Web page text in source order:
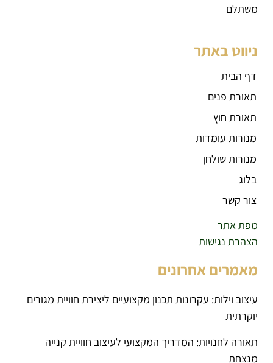
משתלם
ניווט באתר
דף הבית
תאורת פנים
תאורת חוץ
מנורות עומדות
מנורות שולחן
בלוג
צור קשר
מפת אתר
הצהרת נגישות
מאמרים אחרונים
עיצוב וילות: עקרונות תכנון מקצועיים ליצירת חוויית מגורים
יוקרתית
תאורה לחנויות: המדריך המקצועי לעיצוב חוויית קנייה
מנצחת